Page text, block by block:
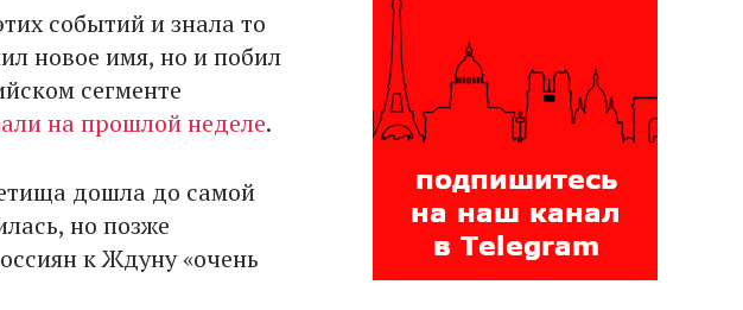
событий и знала то
новое имя, но и побил
сегменте
на прошлой неделе.
дошла до самой
но позже
к Ждуну «очень